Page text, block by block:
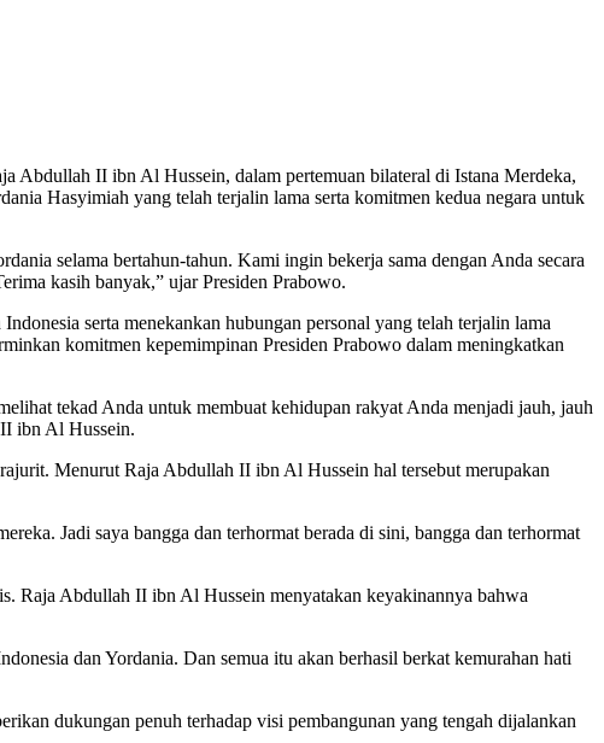
Abdullah II ibn Al Hussein, dalam pertemuan bilateral di Istana Merdeka,
Hasyimiah yang telah terjalin lama serta komitmen kedua negara untuk
selama bertahun-tahun. Kami ingin bekerja sama dengan Anda secara
kasih banyak,” ujar Presiden Prabowo.
serta menekankan hubungan personal yang telah terjalin lama
komitmen kepemimpinan Presiden Prabowo dalam meningkatkan
tekad Anda untuk membuat kehidupan rakyat Anda menjadi jauh, jauh
ibn Al Hussein.
Menurut Raja Abdullah II ibn Al Hussein hal tersebut merupakan
Jadi saya bangga dan terhormat berada di sini, bangga dan terhormat
Raja Abdullah II ibn Al Hussein menyatakan keyakinannya bahwa
dan Yordania. Dan semua itu akan berhasil berkat kemurahan hati
dukungan penuh terhadap visi pembangunan yang tengah dijalankan